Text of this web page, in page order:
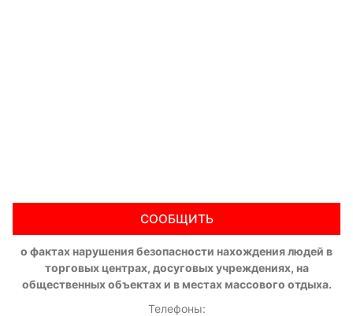
СООБЩИТЬ
о фактах нарушения безопасности нахождения людей в
торговых центрах, досуговых учреждениях, на
общественных объектах и в местах массового отдыха.
Телефоны: